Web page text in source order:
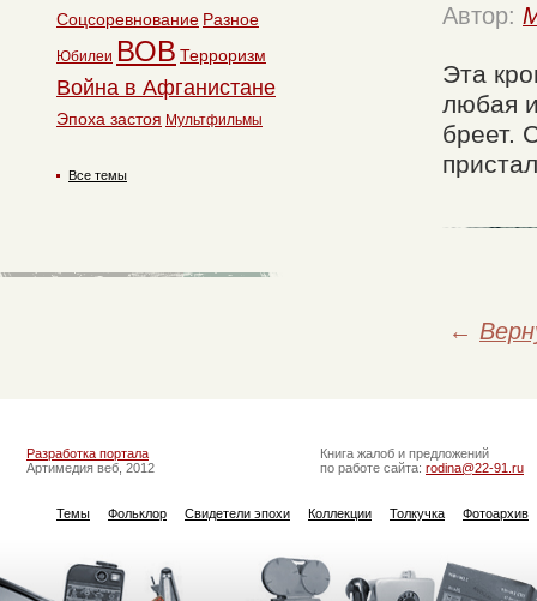
Автор:
Эта
любая
бреет.
←
Соцсоревнование Разное
Юбилеи ВОВ Терроризм
Война в Афганистане
Эпоха застоя Мультфильмы
Все темы
Разработка портала
Артимедия веб, 2012
Книга жалоб и предложений
по работе сайта: rodina@22-91.ru
Темы Фольклор Свидетели эпохи Коллекции Толкучка Фотоархив